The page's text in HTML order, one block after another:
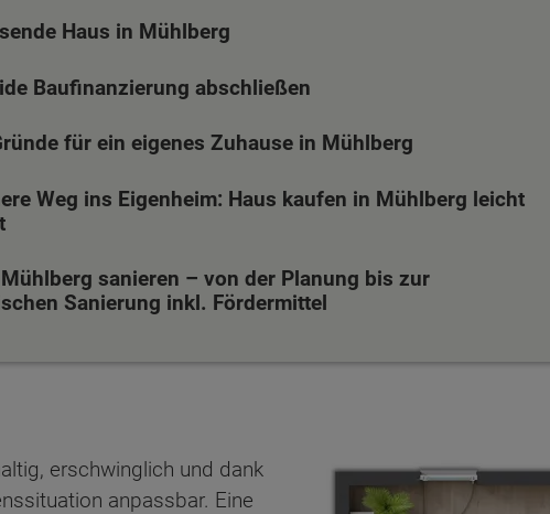
Haus in Mühlberg
Baufinanzierung abschließen
für ein eigenes Zuhause in Mühlberg
Weg ins Eigenheim: Haus kaufen in Mühlberg leicht
sanieren – von der Planung bis zur
Sanierung inkl. Fördermittel
erschwinglich und dank
anpassbar. Eine